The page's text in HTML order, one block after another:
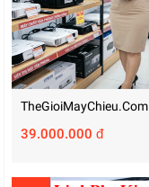
TheGioiMayChieu.com
39.000.000 đ